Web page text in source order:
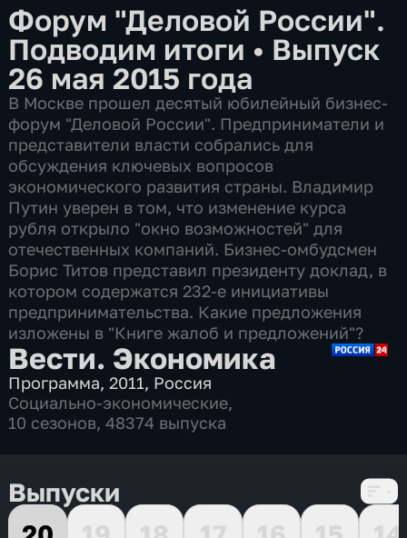
Форум "Деловой России".
Подводим итоги • Выпуск
26 мая 2015 года
В Москве прошел десятый юбилейный бизнес-
форум "Деловой России". Предприниматели и
представители власти собрались для
обсуждения ключевых вопросов
экономического развития страны. Владимир
Путин уверен в том, что изменение курса
рубля открыло "окно возможностей" для
отечественных компаний. Бизнес-омбудсмен
Борис Титов представил президенту доклад, в
котором содержатся 232-е инициативы
предпринимательства. Какие предложения
изложены в "Книге жалоб и предложений"?
Вести. Экономика
Программа,2011, Россия
Социально-экономические,
10 сезонов, 48374 выпуска
Выпуски